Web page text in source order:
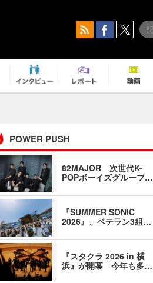
POWER PUSH
82MAJOR 次世代K-
POPボーイズグループ…
『SUMMER SONIC
2026』、ベテラン3組…
『スタクラ 2026 in 横
浜』が開幕 今年も多…